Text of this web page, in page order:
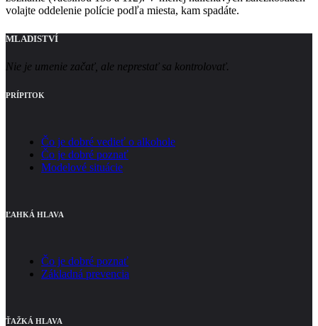
volajte oddelenie polície podľa miesta, kam spadáte.
MLADISTVÍ
Nie je umenie začať, ale neprestať sa kontrolovať.
PRÍPITOK
Čo je dobré vedieť o alkohole
Čo je dobré poznať
Modelové situácie
ĽAHKÁ HLAVA
Čo je dobré poznať
Základná prevencia
ŤAŽKÁ HLAVA